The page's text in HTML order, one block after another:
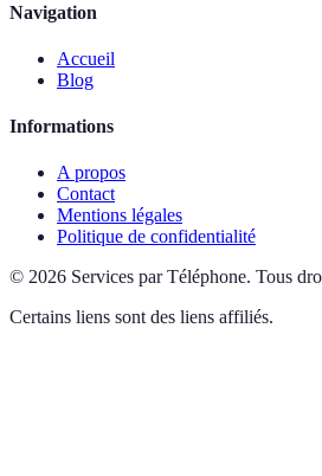
Navigation
Accueil
Blog
Informations
A propos
Contact
Mentions légales
Politique de confidentialité
© 2026 Services par Téléphone. Tous
Certains liens sont des liens affiliés.